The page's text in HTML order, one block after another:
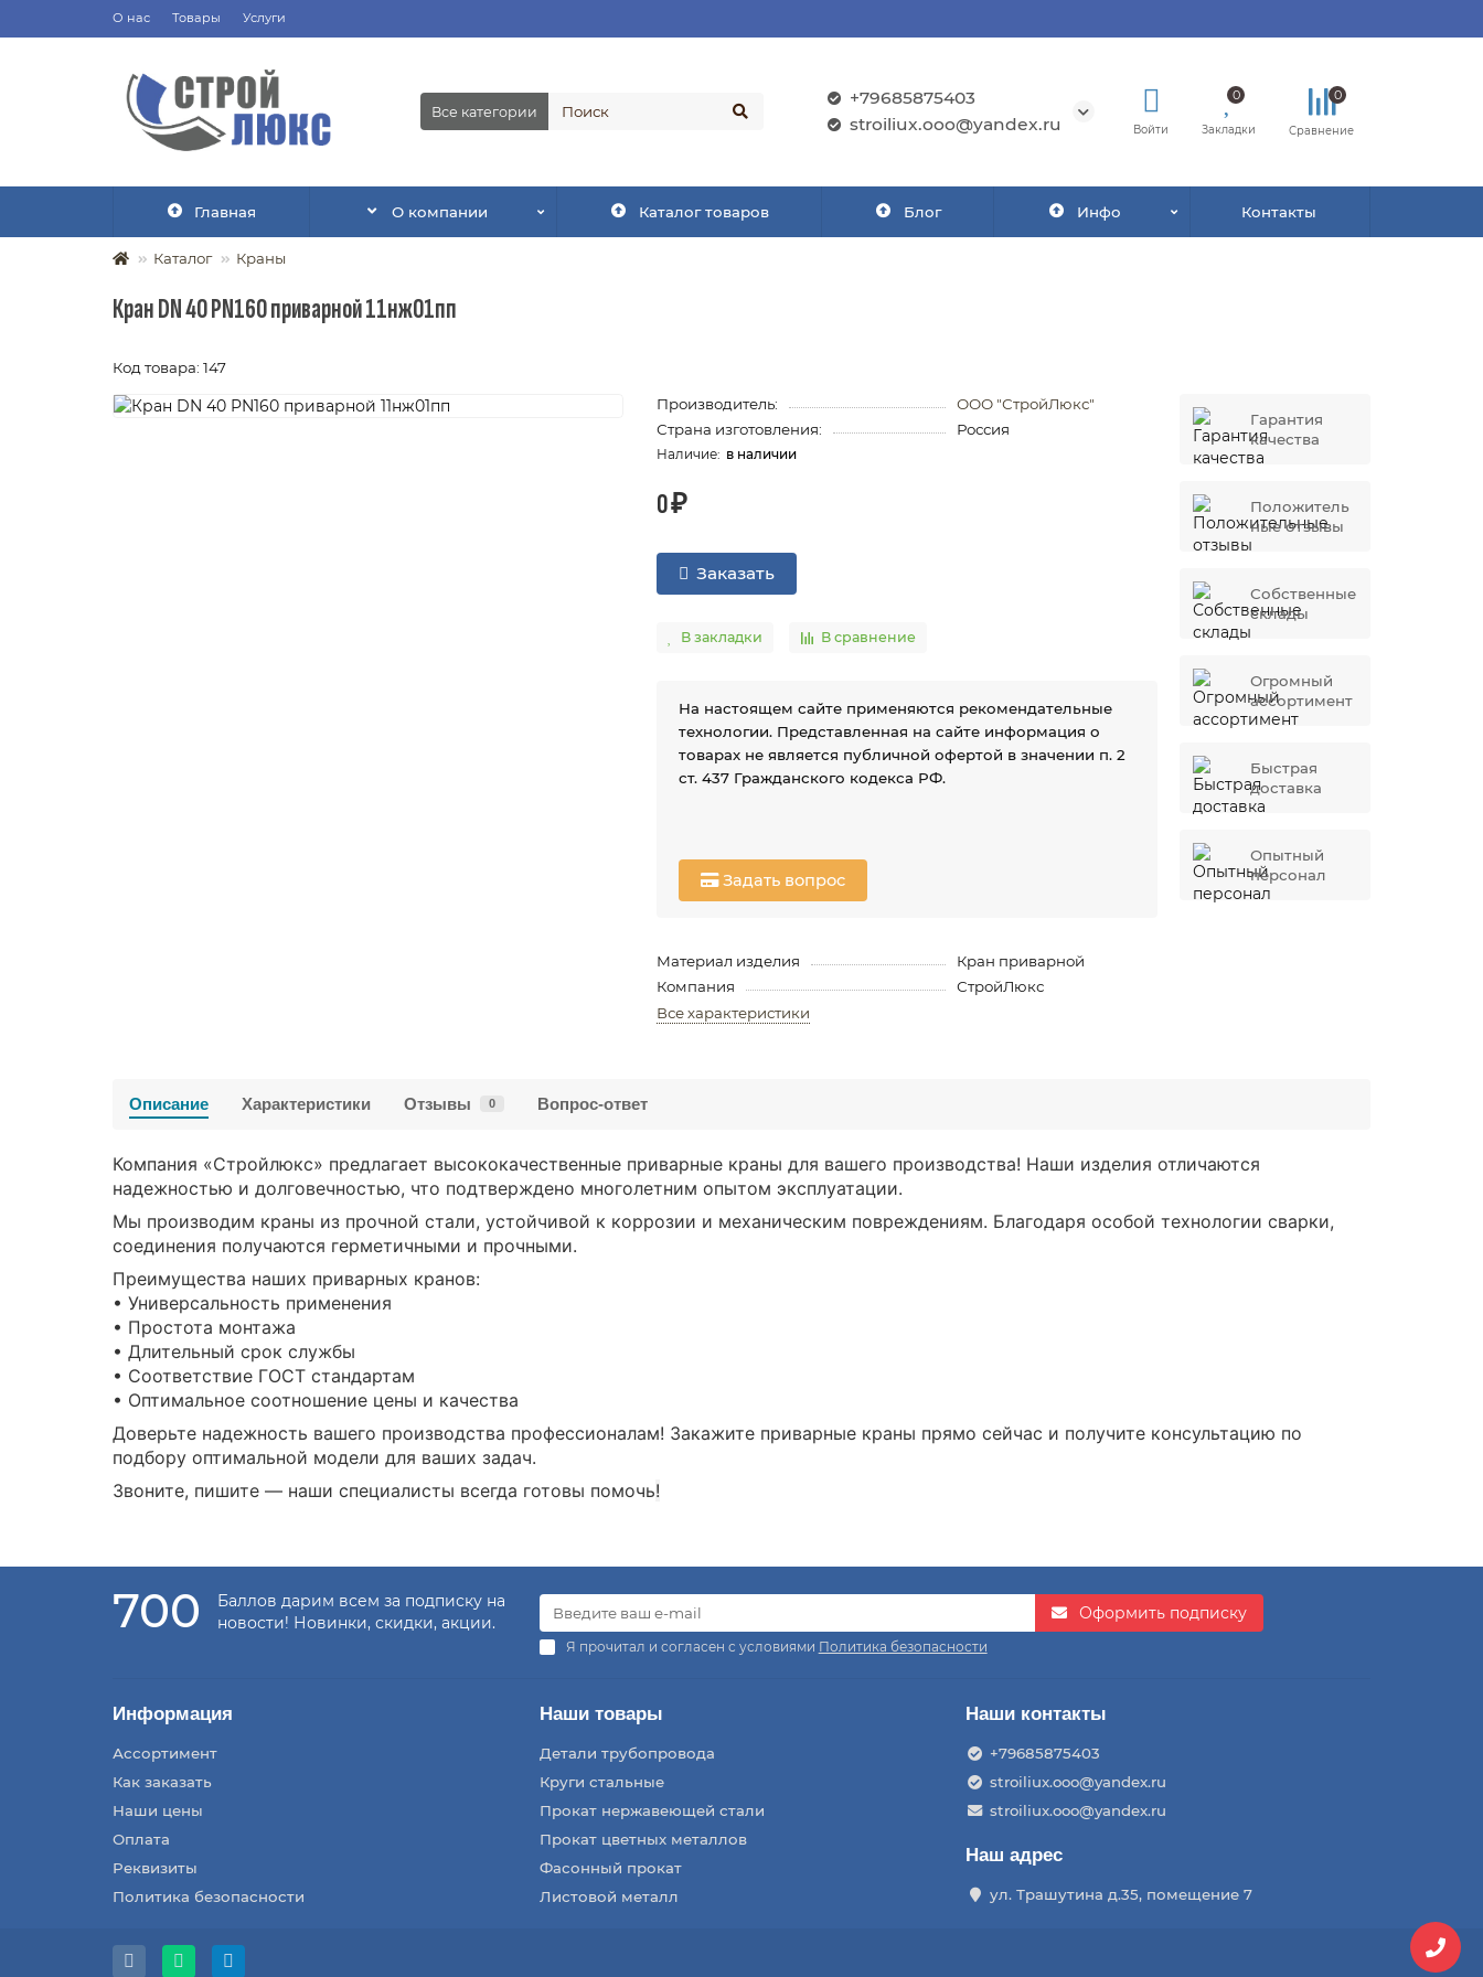
О нас Товары Услуги
Все категории
+79685875403
stroiliux.ooo@yandex.ru
Войти
0
Закладки
0
Сравнение
Главная О компании Каталог товаров Блог Инфо Контакты
Каталог Краны
Кран DN 40 PN160 приварной 11нж01пп
Код товара: 147
Производитель:
ООО "СтройЛюкс"
Страна изготовления:
Россия
в наличии
0 ₽
Заказать
В закладки В сравнение
На настоящем сайте применяются рекомендательные
технологии. Представленная на сайте информация о
товарах не является публичной офертой в значении п. 2
ст. 437 Гражданского кодекса РФ.
Задать вопрос
Материал изделия
Кран приварной
Компания
СтройЛюкс
Все характеристики
Гарантия
качества
Положитель
ные отзывы
Собственные
склады
Огромный
ассортимент
Быстрая
доставка
Опытный
персонал
Описание Характеристики Отзывы 0 Вопрос-ответ
Компания «Стройлюкс» предлагает высококачественные приварные краны для вашего производства! Наши изделия отличаются
надежностью и долговечностью, что подтверждено многолетним опытом эксплуатации.
Мы производим краны из прочной стали, устойчивой к коррозии и механическим повреждениям. Благодаря особой технологии сварки,
соединения получаются герметичными и прочными.
Преимущества наших приварных кранов:
• Универсальность применения
• Простота монтажа
• Длительный срок службы
• Соответствие ГОСТ стандартам
• Оптимальное соотношение цены и качества
Доверьте надежность вашего производства профессионалам! Закажите приварные краны прямо сейчас и получите консультацию по
подбору оптимальной модели для ваших задач.
Звоните, пишите — наши специалисты всегда готовы помочь!
700
Баллов дарим всем за подписку на
новости! Новинки, скидки, акции.
Оформить подписку
Я прочитал и согласен с условиями Политика безопасности
Информация
Ассортимент
Как заказать
Наши цены
Оплата
Реквизиты
Политика безопасности
Наши товары
Детали трубопровода
Круги стальные
Прокат нержавеющей стали
Прокат цветных металлов
Фасонный прокат
Листовой металл
Наши контакты
+79685875403
stroiliux.ooo@yandex.ru
stroiliux.ooo@yandex.ru
Наш адрес
ул. Трашутина д.35, помещение 7